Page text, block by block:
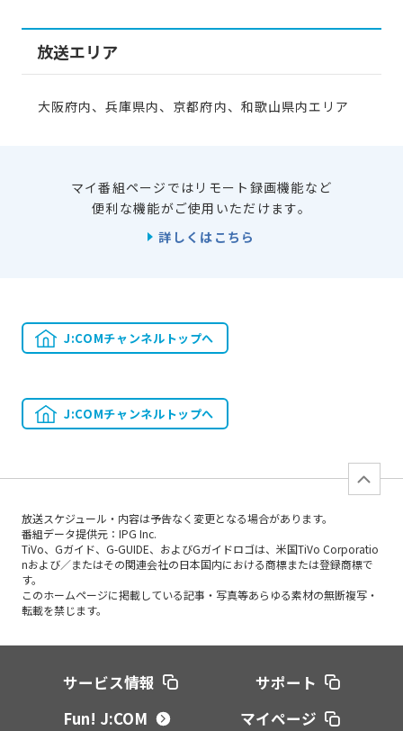
放送エリア
大阪府内、兵庫県内、京都府内、和歌山県内エリア
マイ番組ページではリモート録画機能など
便利な機能がご使用いただけます。
詳しくはこちら
J:COMチャンネルトップへ
J:COMチャンネルトップへ
放送スケジュール・内容は予告なく変更となる場合があります。
番組データ提供元：IPG Inc.
TiVo、Gガイド、G-GUIDE、およびGガイドロゴは、米国TiVo Corporatio
nおよび／またはその関連会社の日本国内における商標または登録商標で
す。
このホームページに掲載している記事・写真等あらゆる素材の無断複写・
転載を禁じます。
サービス情報
サポート
Fun! J:COM
マイページ